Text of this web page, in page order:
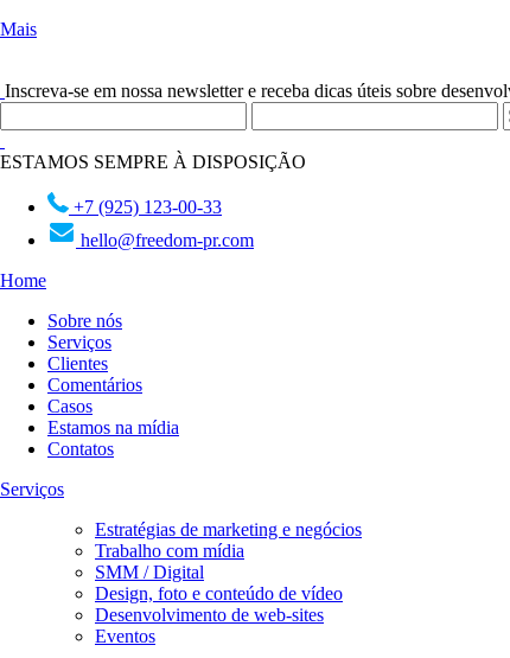
Mais
Inscreva-se em nossa newsletter e receba dicas úteis sobre
ESTAMOS SEMPRE À DISPOSIÇÃO
+7 (925) 123-00-33
hello@freedom-pr.com
Home
Sobre nós
Serviços
Clientes
Comentários
Casos
Estamos na mídia
Contatos
Serviços
Estratégias de marketing e negócios
Trabalho com mídia
SMM / Digital
Design, foto e conteúdo de vídeo
Desenvolvimento de web-sites
Eventos